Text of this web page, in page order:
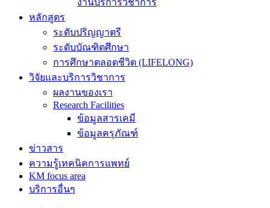
งานบริการวิชาการ
หลักสูตร
ระดับปริญญาตรี
ระดับบัณฑิตศึกษา
การศึกษาตลอดชีวิต (LIFELONG)
วิจัยและบริการวิชาการ
ผลงานของเรา
Research Facilities
ข้อมูลสารเคมี
ข้อมูลครุภัณฑ์
ข่าวสาร
ความรู้เทคนิคการแพทย์
KM focus area
บริการอื่นๆ